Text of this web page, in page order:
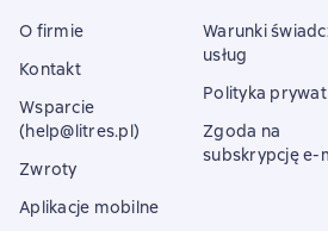
O firmie
Kontakt
Wsparcie
(help@litres.pl)
Zwroty
Aplikacje mobilne
Warunki
usług
Polityka
Zgoda na
subskrypcję e-